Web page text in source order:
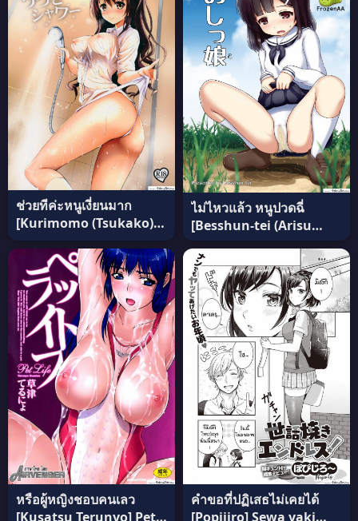
ช่วยทีค่ะหนูเงี่ยนมาก
[Kurimomo (Tsukako)]
Uzuki Shower
ไม่ไหวแล้ว หนูปวดฉี่
[Besshun-tei (Arisu
Kazumi)] Genkai!?
Oshikko แปลไทย
หรือผู้หญิงชอบคนเลว
[Kusatsu Terunyo] Pet
คำขอที่ปฏิเสธไม่เคยได้
[Popijiro] Sewa yaki